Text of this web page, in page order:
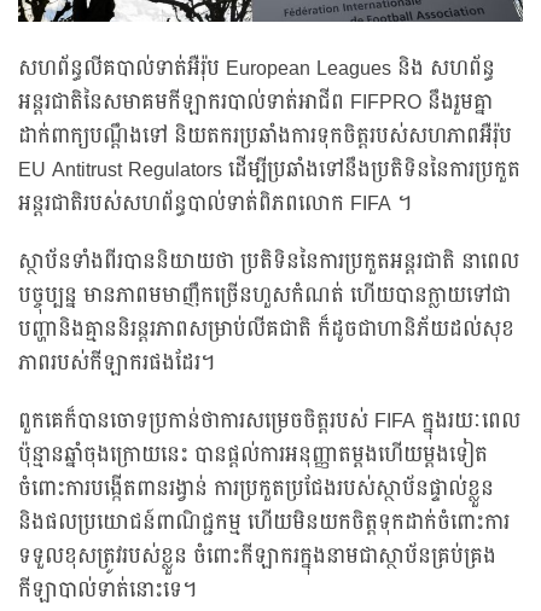
សហព័ន្ធលីគបាល់ទាត់អឺរ៉ុប European Leagues និង សហព័ន្ធ
អន្តរជាតិនៃសមាគមកីឡាករបាល់ទាត់អាជីព FIFPRO នឹងរួមគ្នា
ដាក់ពាក្យបណ្តឹងទៅ និយតករប្រឆាំងការទុកចិត្តរបស់សហភាពអឺរ៉ុប
EU Antitrust Regulators ដើម្បីប្រឆាំងទៅនឹងប្រតិទិននៃការប្រកួត
អន្តរជាតិរបស់សហព័ន្ធបាល់ទាត់ពិភពលោក FIFA ។
ស្ថាប័នទាំងពីរបាននិយាយថា ប្រតិទិននៃការប្រកួតអន្តរជាតិ នាពេល
បច្ចុប្បន្ន មានភាពមមាញឹកច្រើនហួសកំណត់ ហើយបានក្លាយទៅជា
បញ្ហានិងគ្មាននិរន្តរភាពសម្រាប់លីគជាតិ ក៏ដូចជាហានិភ័យដល់សុខ
ភាពរបស់កីឡាករផងដែរ។
ពួកគេក៏បានចោទប្រកាន់ថាការសម្រេចចិត្តរបស់ FIFA ក្នុងរយៈពេល
ប៉ុន្មានឆ្នាំចុងក្រោយនេះ បានផ្តល់ការអនុញ្ញាតម្តងហើយម្តងទៀត
ចំពោះការបង្កើតពានរង្វាន់ ការប្រកួតប្រជែងរបស់ស្ថាប័នផ្ទាល់ខ្លួន
និងផលប្រយោជន៍ពាណិជ្ជកម្ម ហើយមិនយកចិត្តទុកដាក់ចំពោះការ
ទទួលខុសត្រូវរបស់ខ្លួន ចំពោះកីឡាករក្នុងនាមជាស្ថាប័នគ្រប់គ្រង
កីឡាបាល់ទាត់នោះទេ។